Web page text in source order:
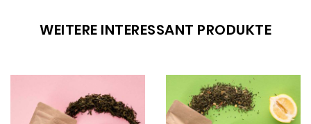
WEITERE INTERESSANT PRODUKTE